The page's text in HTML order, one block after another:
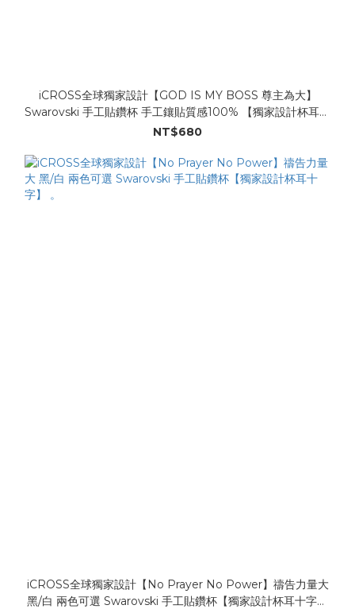
iCROSS全球獨家設計【GOD IS MY BOSS 尊主為大】
Swarovski 手工貼鑽杯 手工鑲貼質感100% 【獨家設計杯耳十
字】。
NT$680
iCROSS全球獨家設計【No Prayer No Power】禱告力量大
黑/白 兩色可選 Swarovski 手工貼鑽杯【獨家設計杯耳十字】